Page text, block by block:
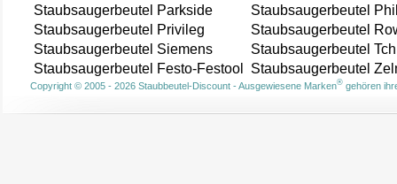
Staubsaugerbeutel Parkside
Staubsaugerbeutel
Staubsaugerbeutel Privileg
Staubsaugerbeutel
Staubsaugerbeutel Siemens
Staubsaugerbeutel
Staubsaugerbeutel Festo-Festool
Staubsaugerbeutel
Copyright © 2005 - 2026 Staubbeutel-Discount - Ausgewiesene Marken®gehören